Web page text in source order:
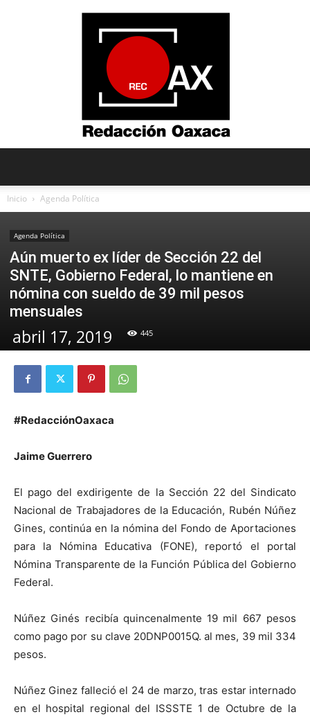
Inicio Agenda Política
Agenda Política
Aún muerto ex líder de Sección 22 del
SNTE, Gobierno Federal, lo mantiene en
nómina con sueldo de 39 mil pesos
mensuales
abril 17, 2019 445
#RedacciónOaxaca
Jaime Guerrero
El pago del exdirigente de la Sección 22 del Sindicato
Nacional de Trabajadores de la Educación, Rubén Núñez
Gines, continúa en la nómina del Fondo de Aportaciones
para la Nómina Educativa (FONE), reportó el portal
Nómina Transparente de la Función Pública del Gobierno
Federal.
Núñez Ginés recibía quincenalmente 19 mil 667 pesos
como pago por su clave 20DNP0015Q. al mes, 39 mil 334
pesos.
Núñez Ginez falleció el 24 de marzo, tras estar internado
en el hospital regional del ISSSTE 1 de Octubre de la